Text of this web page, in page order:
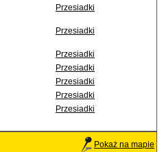
Przesiadki
Przesiadki
Przesiadki
Przesiadki
Przesiadki
Przesiadki
Przesiadki
Pokaż na mapie